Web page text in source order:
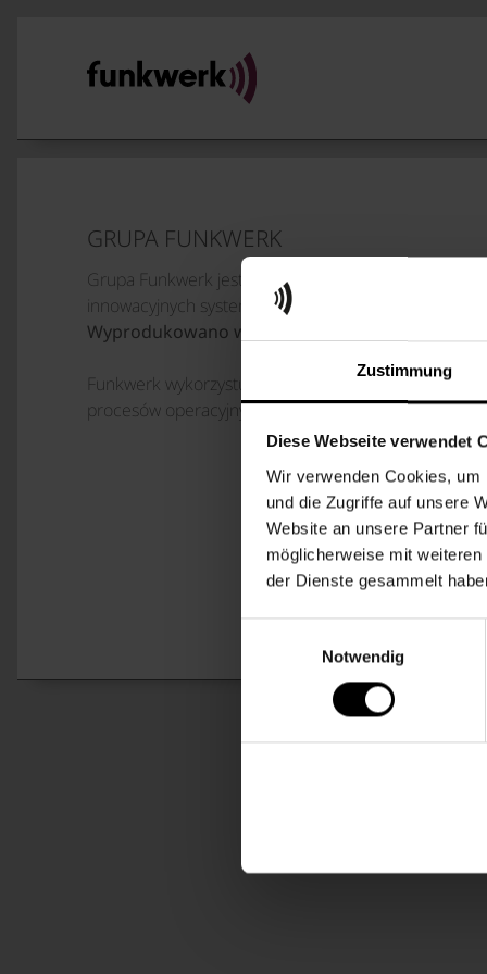
Zustimmung
Diese Webseite verwendet
Wir verwenden Cookies,
und die Zugriffe auf unsere
Website an unsere Partner
möglicherweise mit
der Dienste gesammelt
Notwendig
GRUPA FUNKWERK
Grupa Funkwerk jest wiodącym europejskim
innowacyjnych systemów komunikacji, informacji i
Wyprodukowano w Niemczech
Funkwerk wykorzystuje niestandardowe koncepcje
procesów operacyjnych w obszarach mobilności i